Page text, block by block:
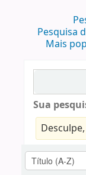
Pesquisa
Mais
Sua